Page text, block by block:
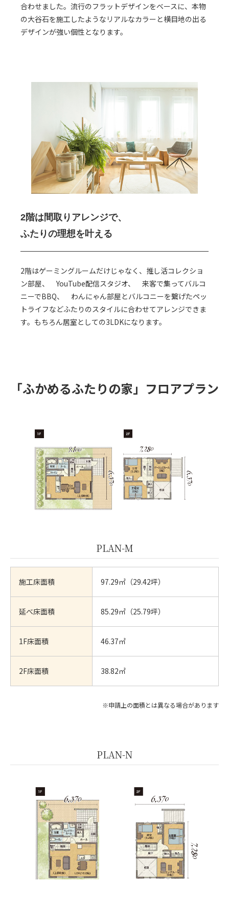
合わせました。流行のフラットデザインをベースに、本物
の大谷石を施工したようなリアルなカラーと横目地の出る
デザインが強い個性となります。
2階は間取りアレンジで、
ふたりの理想を叶える
2階はゲーミングルームだけじゃなく、推し活コレクショ
ン部屋、 YouTube配信スタジオ、 来客で集ってバルコ
ニーでBBQ、 わんにゃん部屋とバルコニーを繋げたペッ
トライフなどふたりのスタイルに合わせてアレンジできま
す。もちろん居室としての3LDKになります。
「ふかめるふたりの家」 フロアプラン
PLAN-M
施工床面積 97.29㎡（29.42坪）
延べ床面積 85.29㎡（25.79坪）
1F床面積 46.37㎡
2F床面積 38.82㎡
※申請上の面積とは異なる場合があります
PLAN-N